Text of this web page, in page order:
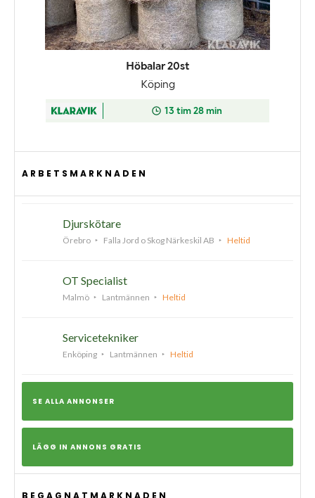
ARBETSMARKNADEN
Djurskötare
Örebro Falla Jord o Skog Närkeskil AB Heltid
OT Specialist
Malmö Lantmännen Heltid
Servicetekniker
Enköping Lantmännen Heltid
SE ALLA ANNONSER
LÄGG IN ANNONS GRATIS
BEGAGNATMARKNADEN